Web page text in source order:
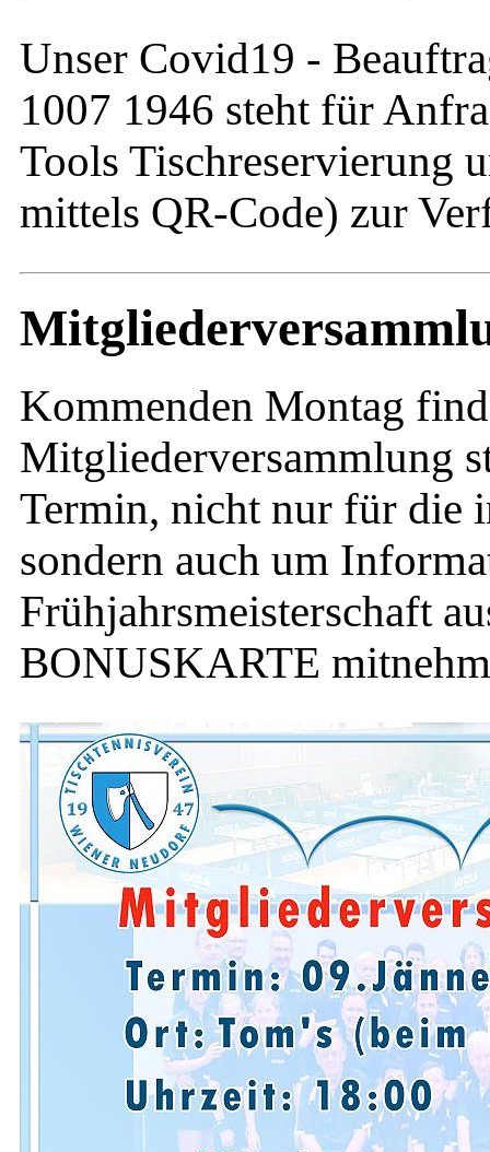
Unser Covid19 -
1007 1946 steht für
Tools Tischreservierung
mittels QR-Code) zur
Kommenden Montag
Mitgliederversammlung
Termin, nicht nur für die
sondern auch um
Frühjahrsmeisterschaft
BONUSKARTE